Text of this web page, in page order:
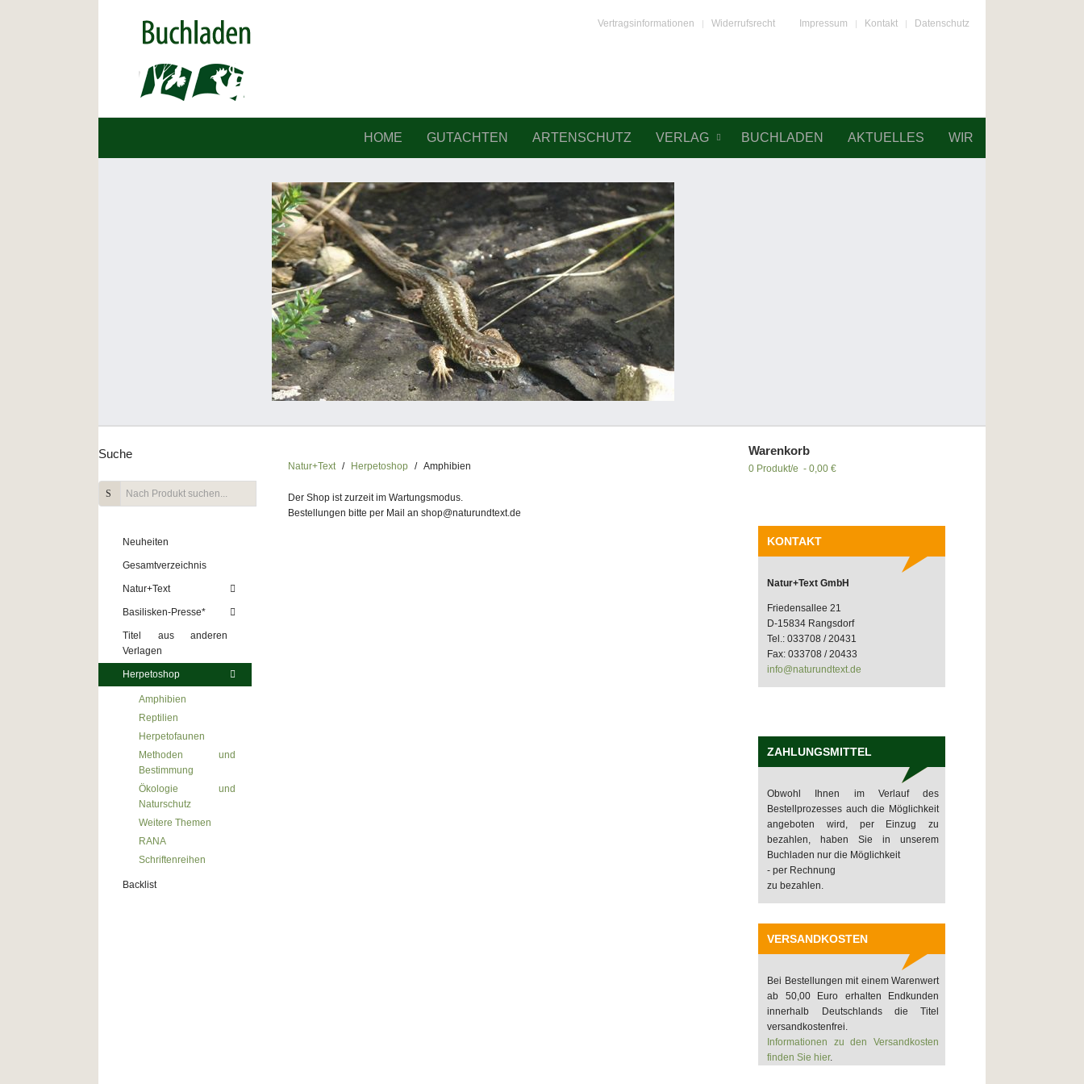
Impressum Kontakt Datenschutz
Vertragsinformationen Widerrufsrecht
HOME GUTACHTEN ARTENSCHUTZ VERLAG BUCHLADEN AKTUELLES WIR
Natur+Text Herpetoshop Amphibien
Der Shop ist zurzeit im Wartungsmodus.
Bestellungen bitte per Mail an shop@naturundtext.de
Suche
Neuheiten
Gesamtverzeichnis
Natur+Text
Basilisken-Presse*
Titel aus anderen
Verlagen
Herpetoshop
Amphibien
Reptilien
Herpetofaunen
Methoden und
Bestimmung
Ökologie und
Naturschutz
Weitere Themen
RANA
Schriftenreihen
Backlist
Warenkorb
0 Produkt/e - 0,00 €
KONTAKT
Natur+Text GmbH
Friedensallee 21
D-15834 Rangsdorf
Tel.: 033708 / 20431
Fax: 033708 / 20433
info@naturundtext.de
ZAHLUNGSMITTEL
Obwohl Ihnen im Verlauf des
Bestellprozesses auch die Möglichkeit
angeboten wird, per Einzug zu
bezahlen, haben Sie in unserem
Buchladen nur die Möglichkeit
- per Rechnung
zu bezahlen.
VERSANDKOSTEN
Bei Bestellungen mit einem Warenwert
ab 50,00 Euro erhalten Endkunden
innerhalb Deutschlands die Titel
versandkostenfrei.
Informationen zu den Versandkosten
finden Sie hier.